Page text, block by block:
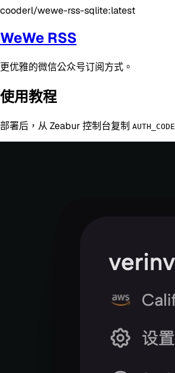
cooderl/wewe-rss-sqlite:latest
WeWe RSS
更优雅的微信公众号订阅方式。
使用教程
部署后，从 Zeabur 控制台复制 AUTH_CODE